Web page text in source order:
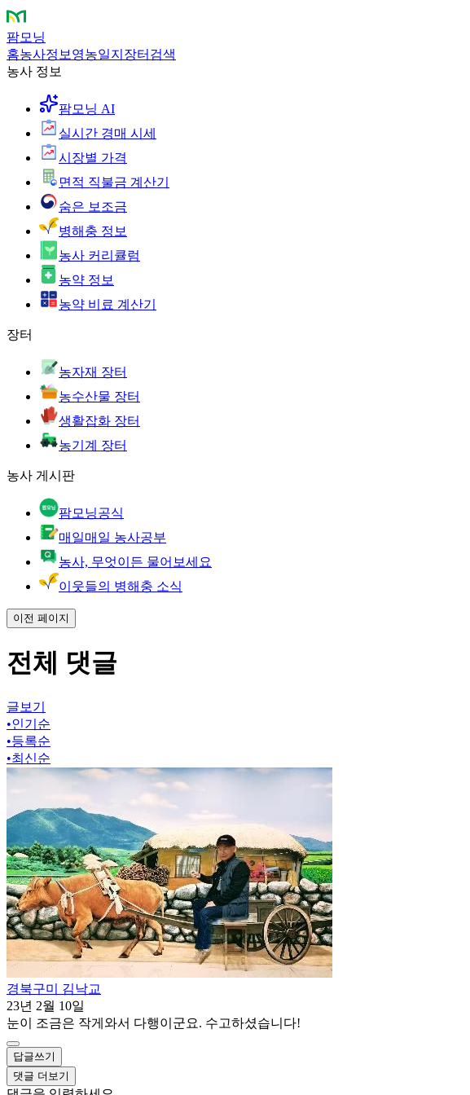
팜모닝
홈농사정보 영농일지 장터 검색
농사 정보
팜모닝 AI
실시간 경매 시세
시장별 가격
면적 직불금 계산기
숨은 보조금
병해충 정보
농사 커리큘럼
농약 정보
농약 비료 계산기
장터
농자재 장터
농수산물 장터
생활잡화 장터
농기계 장터
농사 게시판
팜모닝공식
매일매일 농사공부
농사, 무엇이든 물어보세요
이웃들의 병해충 소식
이전 페이지
전체 댓글
글보기
•인기순
•등록순
•최신순
경북구미 김낙교
23년 2월 10일
눈이 조금은 작게와서 다행이군요. 수고하셨습니다!
답글쓰기
댓글 더보기